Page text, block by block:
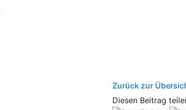
Zurück zur
Diesen Beitrag